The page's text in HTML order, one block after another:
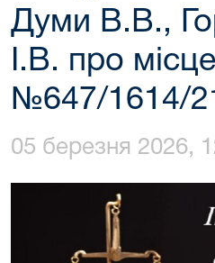
Думи В.В.,
І.В. про
№647/1614/
05 березня 2026,